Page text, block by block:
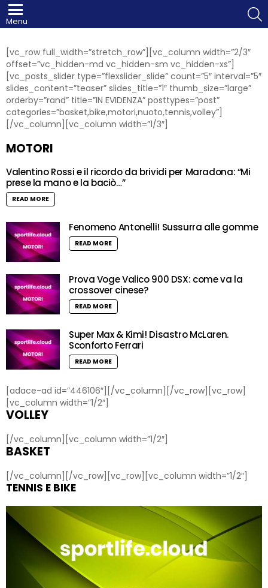
Menu
[vc_row full_width=”stretch_row”][vc_column width=”2/3″
offset=”vc_hidden-md vc_hidden-sm vc_hidden-xs”]
[vc_posts_slider type=”flexslider_slide” count=”5″ interval=”5″
slides_content=”teaser” slides_title=”1″ thumb_size=”large”
orderby=”rand” title=”IN EVIDENZA” posttypes=”post”
categories=”basket,bike,motori,nuoto,tennis,volley”]
[/vc_column][vc_column width=”1/3″]
MOTORI
Valentino Rossi e il ricordo da brividi per Maradona: “Mi
prese la mano e la baciò…”
READ MORE
Fenomeno Antonelli! Sussurra alle gomme
READ MORE
Prova Voge Valico 900 DSX: come va la
crossover cinese?
READ MORE
Super Max & Kimi! Disastro McLaren.
Sconforto Ferrari
READ MORE
[adace-ad id=”446106″][/vc_column][/vc_row][vc_row]
[vc_column width=”1/2″]
VOLLEY
[/vc_column][vc_column width=”1/2″]
BASKET
[/vc_column][/vc_row][vc_row][vc_column width=”1/2″]
TENNIS E BIKE